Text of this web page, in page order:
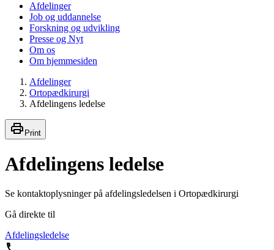
Afdelinger
Job og uddannelse
Forskning og udvikling
Presse og Nyt
Om os
Om hjemmesiden
Afdelinger
Ortopædkirurgi
Afdelingens ledelse
Print
Afdelingens ledelse
Se kontaktoplysninger på afdelingsledelsen i Ortopædkirurgi
Gå direkte til
Afdelingsledelse